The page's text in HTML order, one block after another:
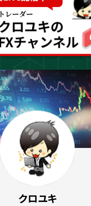
スキャルピング
クロユキ